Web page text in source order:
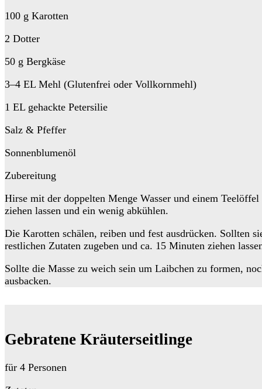
100 g Karotten
2 Dotter
50 g Bergkäse
3–4 EL Mehl (Glutenfrei oder Vollkornmehl)
1 EL gehackte Petersilie
Salz & Pfeffer
Sonnenblumenöl
Zubereitung
Hirse mit der doppelten Menge Wasser und einem
ziehen lassen und ein wenig abkühlen.
Die Karotten schälen, reiben und fest ausdrücken. Sollten
restlichen Zutaten zugeben und ca. 15 Minuten ziehen
Sollte die Masse zu weich sein um Laibchen zu formen,
ausbacken.
Gebratene Kräuterseitlinge
für 4 Personen